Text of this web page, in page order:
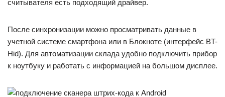
считывателя есть подходящий драйвер.
После синхронизации можно просматривать данные в
учетной системе смартфона или в Блокноте (интерфейс BT-
Hid). Для автоматизации склада удобно подключить прибор
к ноутбуку и работать с информацией на большом дисплее.